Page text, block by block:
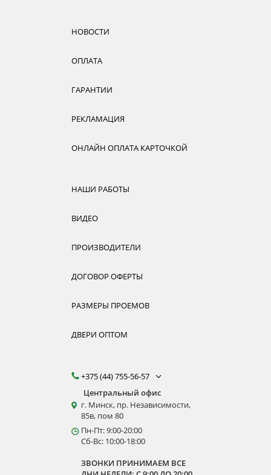
НОВОСТИ
ОПЛАТА
ГАРАНТИИ
РЕКЛАМАЦИЯ
ОНЛАЙН ОПЛАТА КАРТОЧКОЙ
НАШИ РАБОТЫ
ВИДЕО
ПРОИЗВОДИТЕЛИ
ДОГОВОР ОФЕРТЫ
РАЗМЕРЫ ПРОЕМОВ
ДВЕРИ ОПТОМ
+375 (44) 755-56-57
Центральный офис
г. Минск, пр. Независимости,
85в, пом 80
Пн-Пт: 9:00-20:00
Сб-Вс: 10:00-18:00
ЗВОНКИ ПРИНИМАЕМ ВСЕ